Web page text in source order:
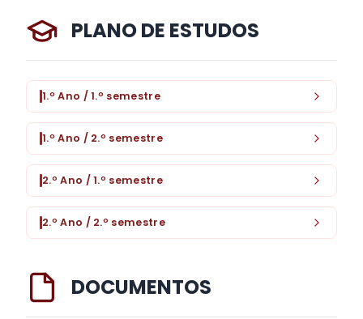
PLANO DE ESTUDOS
1.º Ano / 1.º semestre
1.º Ano / 2.º semestre
2.º Ano / 1.º semestre
2.º Ano / 2.º semestre
DOCUMENTOS